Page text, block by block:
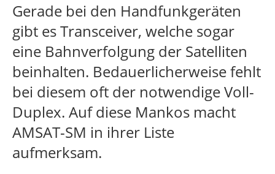
Gerade bei den Handfunkgeräten
gibt es Transceiver, welche sogar
eine Bahnverfolgung der Satelliten
beinhalten. Bedauerlicherweise fehlt
bei diesem oft der notwendige Voll-
Duplex. Auf diese Mankos macht
AMSAT-SM in ihrer Liste
aufmerksam.